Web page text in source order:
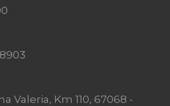
Valeria, Km 110, 67068 -